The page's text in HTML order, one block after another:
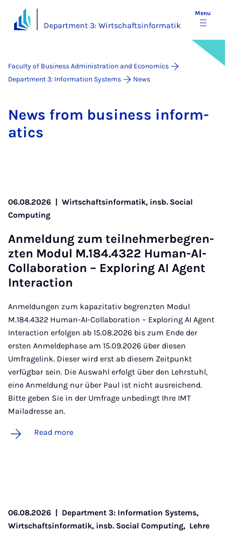
Department 3: Wirtschaftsinformatik
Menu
Faculty of Business Administration and Economics
Department 3: Information Systems
News
News from busi­ness in­form­
at­ics
06.08.2026 | Wirtschaftsinformatik, insb. Social
Computing
An­mel­dung zum teil­nehmer­be­gren­
zten Modul M.184.4322 Hu­man-AI-
Col­lab­or­a­tion – Ex­plor­ing AI Agent
In­ter­ac­tion
Anmeldungen zum kapazitativ begrenzten Modul
M.184.4322 Human-AI-Collaboration – Exploring AI Agent
Interaction erfolgen ab 15.08.2026 bis zum Ende der
ersten Anmeldephase am 15.09.2026 über diesen
Umfragelink. Dieser wird erst ab diesem Zeitpunkt
verfügbar sein. Die Auswahl erfolgt über den Lehrstuhl,
eine Anmeldung nur über Paul ist nicht ausreichend.
Bitte geben Sie in der Umfrage unbedingt Ihre IMT
Mailadresse an.
Read more
06.08.2026 | Department 3: Information Systems,
Wirtschaftsinformatik, insb. Social Computing, Lehre